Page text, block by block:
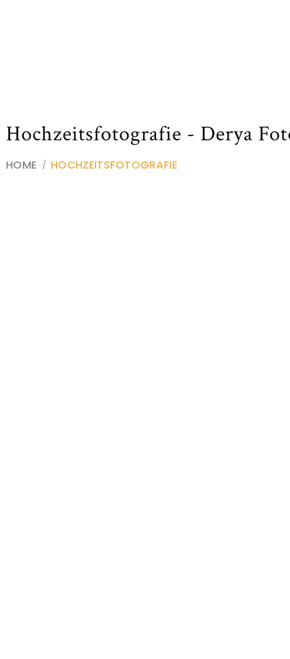
Hochzeitsfotografie - Derya
HOME / HOCHZEITSFOTOGRAFIE